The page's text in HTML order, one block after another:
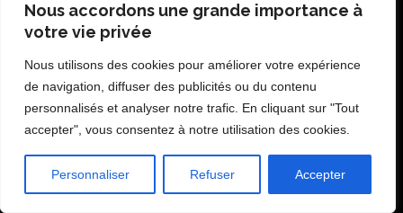
Nous accordons une grande importance à
votre vie privée
Nous utilisons des cookies pour améliorer votre expérience
de navigation, diffuser des publicités ou du contenu
personnalisés et analyser notre trafic. En cliquant sur "Tout
accepter", vous consentez à notre utilisation des cookies.
Personnaliser Refuser Accepter